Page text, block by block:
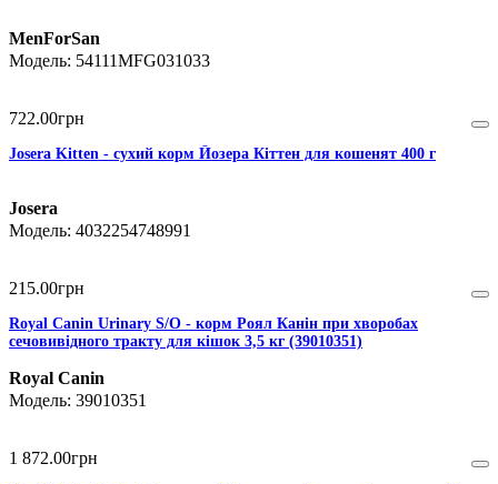
MenForSan
54111MFG031033
722.00грн
Josera Kitten - сухий корм Йозера Кіттен для кошенят 400 г
Josera
4032254748991
215.00грн
Royal Canin Urinary S/O - корм Роял Канін при хворобах
сечовивідного тракту для кішок 3,5 кг (39010351)
Royal Canin
39010351
1 872.00грн